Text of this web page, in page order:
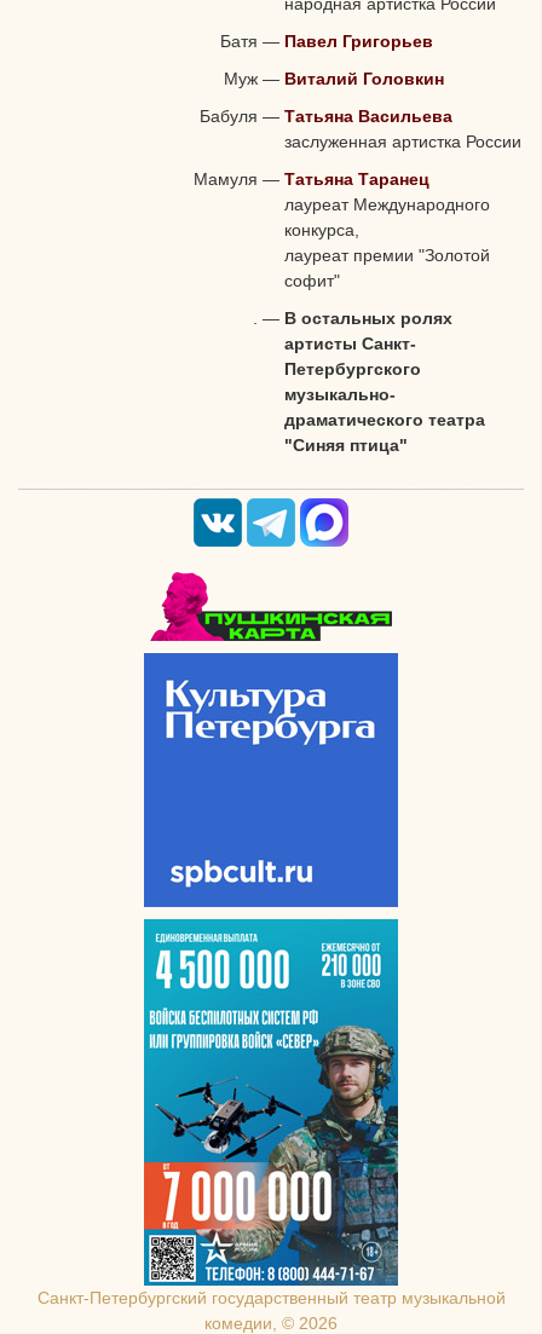
Батя — Павел Григорьев
Муж — Виталий Головкин
Бабуля — Татьяна Васильева
заслуженная артистка России
Мамуля — Татьяна Таранец
лауреат Международного
конкурса,
лауреат премии "Золотой
софит"
— В остальных ролях
артисты Санкт-
Петербургского
музыкально-
драматического театра
"Синяя птица"
Санкт-Петербургcкий государственный театр музыкальной
комедии, © 2026